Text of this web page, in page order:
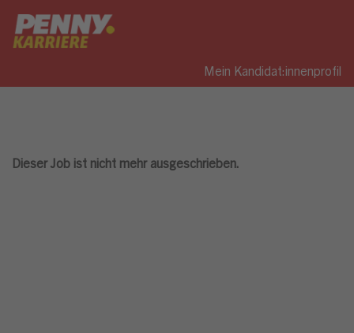
Mein Kandidat:innenprofil
Dieser Job ist nicht mehr ausgeschrieben.